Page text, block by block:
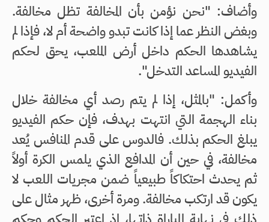
وأضاف: "نحن نؤمن بأن المخالفة تظل مخالفة.
وبغض النظر عما إذا كانت تبدو واضحة أم لا، فإذا لم
يشاهدها الحكم داخل أرض الملعب، يحق لحكم
الفيديو المساعد التدخل".
وأكمل: "بالمثل، إذا لم يتم رصد أي مخالفة خلال
بناء الهجمة التي انتهت بهدف، فإن حكم الفيديو
يبلغ الحكم بذلك. فالدوس على قدم المنافس يُعد
مخالفة، في حين أن المدافع الذي يلمس الكرة أولاً
ثم يحدث احتكاكاً طبيعياً ضمن مجريات اللعب لا
يكون قد ارتكب مخالفة. ومرة أخرى، ظهر مثال على